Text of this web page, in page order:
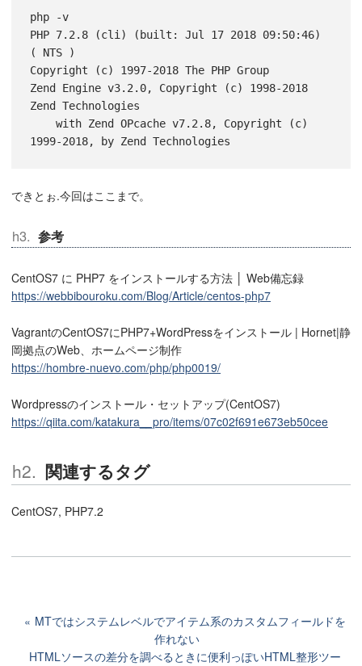
php -v
PHP 7.2.8 (cli) (built: Jul 17 2018 09:50:46)
( NTS )
Copyright (c) 1997-2018 The PHP Group
Zend Engine v3.2.0, Copyright (c) 1998-2018
Zend Technologies
できとぉ.今回はここまで。
参考
CentOS7 に PHP7 をインストールする方法 │ Web備忘録
https://webbibouroku.com/Blog/Article/centos-php7
VagrantのCentOS7にPHP7+WordPressをインストール | Hornet|静
岡拠点のWeb、ホームページ制作
https://hombre-nuevo.com/php/php0019/
Wordpressのインストール・セットアップ(CentOS7)
https://qiita.com/katakura__pro/items/07c02f691e673eb50cee
関連するタグ
CentOS7, PHP7.2
MTではシステムレベルでアイテム系のカスタムフィールドを
作れない
HTMLソースの差分を調べるときに便利っぽいHTML整形ツー